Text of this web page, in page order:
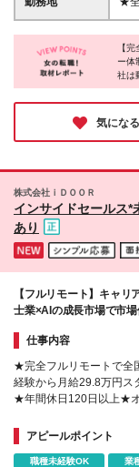
い
（
地
で
本
す！ ★転
5-
め、通
連
【
ー体
社は
に貢
で培
か
方に
気になる
株式会社ｉＤＯＯＲ
インサイドセールス*
あり
【フルリモート】キャリ
士業×AIの成長市場で市
仕事内容
★完全フルリモートで全
経験から月給29.8万円
★年間休日120日以上★
アピールポイント
職種未経験OK 業